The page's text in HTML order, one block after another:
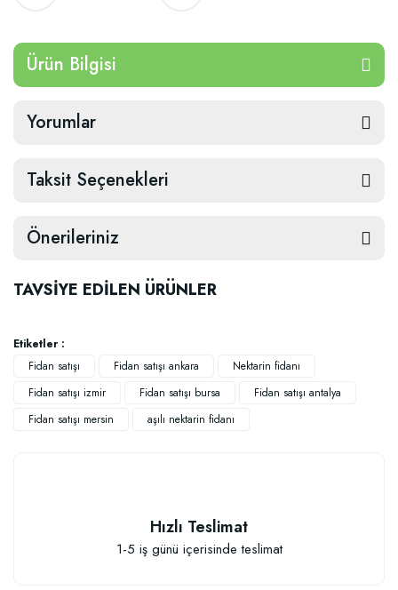
Ürün Bilgisi
Yorumlar
Taksit Seçenekleri
Önerileriniz
TAVSİYE EDİLEN ÜRÜNLER
Etiketler :
Fidan satışı
Fidan satışı ankara
Nektarin fidanı
Fidan satışı izmir
Fidan satışı bursa
Fidan satışı antalya
Fidan satışı mersin
aşılı nektarin fidanı
Hızlı Teslimat
1-5 iş günü içerisinde teslimat